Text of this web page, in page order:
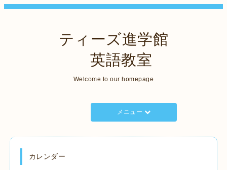
ティーズ進学館
英語教室
Welcome to our homepage
メニュー
カレンダー